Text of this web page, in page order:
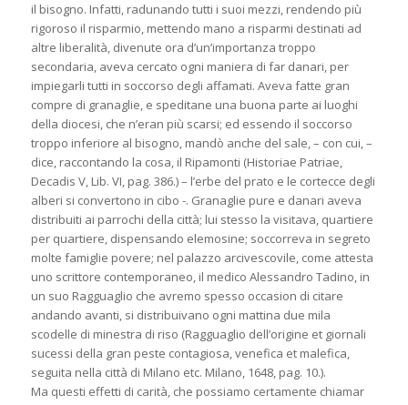
il bisogno. Infatti, radunando tutti i suoi mezzi, rendendo più
rigoroso il risparmio, mettendo mano a risparmi destinati ad
altre liberalità, divenute ora d’un’importanza troppo
secondaria, aveva cercato ogni maniera di far danari, per
impiegarli tutti in soccorso degli affamati. Aveva fatte gran
compre di granaglie, e speditane una buona parte ai luoghi
della diocesi, che n’eran più scarsi; ed essendo il soccorso
troppo inferiore al bisogno, mandò anche del sale, – con cui, –
dice, raccontando la cosa, il Ripamonti (Historiae Patriae,
Decadis V, Lib. VI, pag. 386.) – l’erbe del prato e le cortecce degli
alberi si convertono in cibo -. Granaglie pure e danari aveva
distribuiti ai parrochi della città; lui stesso la visitava, quartiere
per quartiere, dispensando elemosine; soccorreva in segreto
molte famiglie povere; nel palazzo arcivescovile, come attesta
uno scrittore contemporaneo, il medico Alessandro Tadino, in
un suo Ragguaglio che avremo spesso occasion di citare
andando avanti, si distribuivano ogni mattina due mila
scodelle di minestra di riso (Ragguaglio dell’origine et giornali
sucessi della gran peste contagiosa, venefica et malefica,
seguita nella città di Milano etc. Milano, 1648, pag. 10.).
Ma questi effetti di carità, che possiamo certamente chiamar